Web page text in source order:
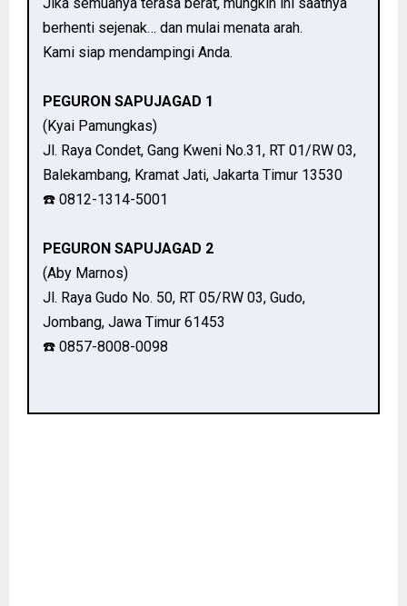
berhenti sejenak… dan mulai menata arah.
Kami siap mendampingi Anda.
PEGURON SAPUJAGAD 1
(Kyai Pamungkas)
Jl. Raya Condet, Gang Kweni No.31, RT 01/RW 03,
Balekambang, Kramat Jati, Jakarta Timur 13530
☎️ 0812-1314-5001
PEGURON SAPUJAGAD 2
(Aby Marnos)
Jl. Raya Gudo No. 50, RT 05/RW 03, Gudo,
Jombang, Jawa Timur 61453
☎️ 0857-8008-0098